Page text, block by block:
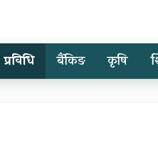
प्रविधि बैंकिङ कृषि